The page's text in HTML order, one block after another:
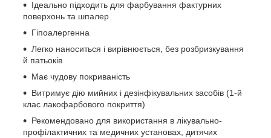
Ідеально підходить для фарбування фактурних
поверхонь та шпалер
Гіпоалергенна
Легко наноситься і вирівнюється, без розбризкування
й патьоків
Має чудову покриваність
Витримує дію мийних і дезінфікувальних засобів (1-й
клас лакофарбового покриття)
Рекомендовано для використання в лікувально-
профілактичних та медичних установах, дитячих